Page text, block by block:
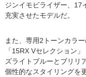
ジンイモビライザー、17
充実させたモデルだ。
また、専用2トーンカラ
「15RX Vセレクション
ズライトブルーとブリリ
個性的なスタイリングを